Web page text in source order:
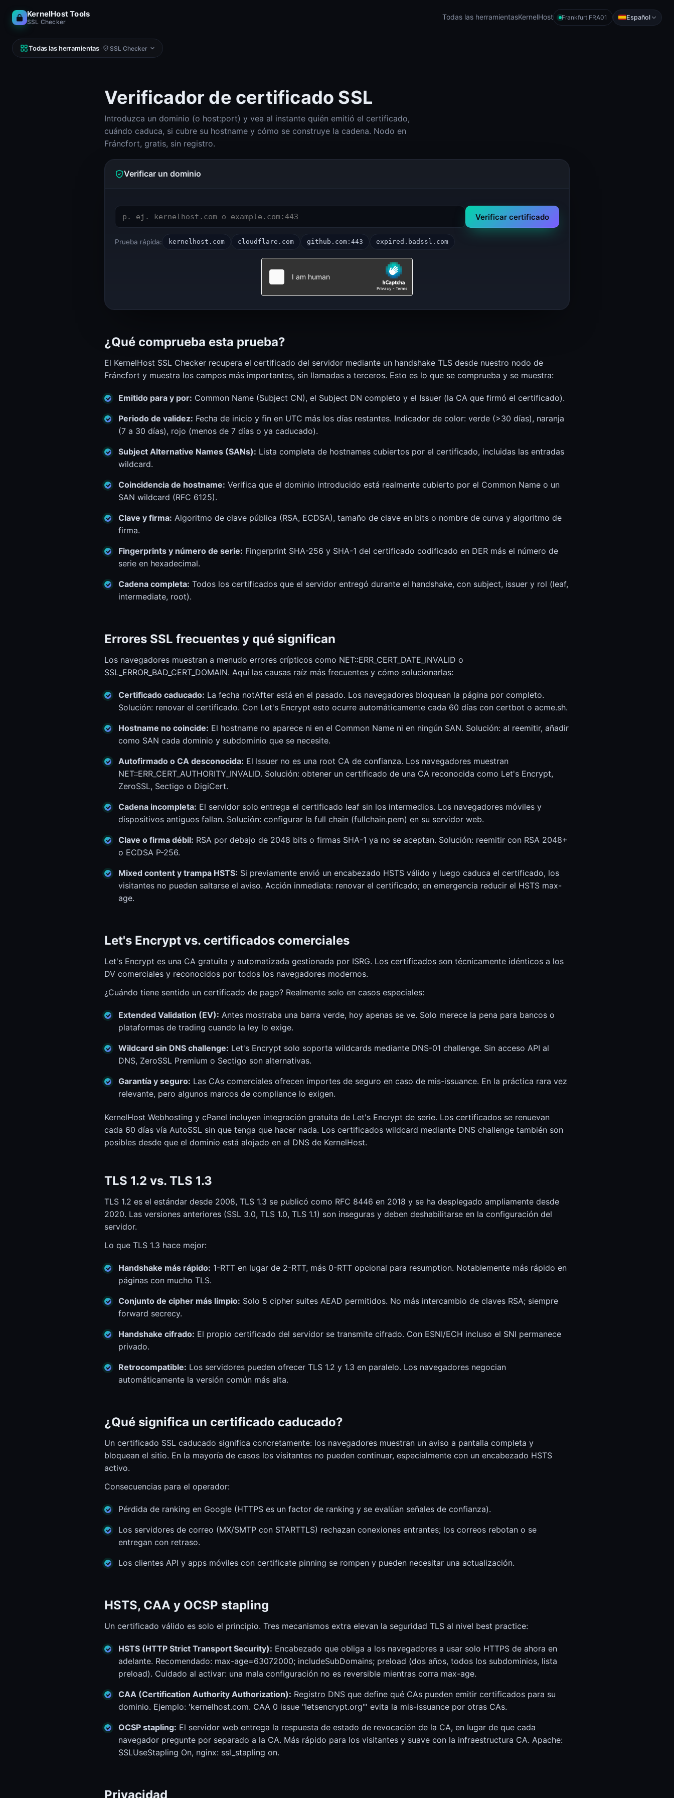
KernelHost Tools
SSL Checker
Todas las herramientasKernelHost Frankfurt FRA01 Español
Todas las herramientas · SSL Checker
Calculadora de subredes (IPv4 e IPv6)
SSL Checker
Tokens, IDs, contraseñas
Estado de servidor de Minecraft Estado de TeamSpeak 3
Estado del sistema Calculadora coste electricidad
Calculadora coste electricidad
Verificador de certificado SSL
Introduzca un dominio (o host:port) y vea al instante quién emitió el certificado,
cuándo caduca, si cubre su hostname y cómo se construye la cadena. Nodo en
Fráncfort, gratis, sin registro.
Verificar un dominio
Verificar certificado
Prueba rápida: kernelhost.com cloudflare.com github.com:443 expired.badssl.com
¿Qué comprueba esta prueba?
El KernelHost SSL Checker recupera el certificado del servidor mediante un handshake TLS desde nuestro nodo de
Fráncfort y muestra los campos más importantes, sin llamadas a terceros. Esto es lo que se comprueba y se muestra:
Emitido para y por: Common Name (Subject CN), el Subject DN completo y el Issuer (la CA que firmó el certificado).
Periodo de validez: Fecha de inicio y fin en UTC más los días restantes. Indicador de color: verde (>30 días), naranja
(7 a 30 días), rojo (menos de 7 días o ya caducado).
Subject Alternative Names (SANs): Lista completa de hostnames cubiertos por el certificado, incluidas las entradas
wildcard.
Coincidencia de hostname: Verifica que el dominio introducido está realmente cubierto por el Common Name o un
SAN wildcard (RFC 6125).
Clave y firma: Algoritmo de clave pública (RSA, ECDSA), tamaño de clave en bits o nombre de curva y algoritmo de
firma.
Fingerprints y número de serie: Fingerprint SHA-256 y SHA-1 del certificado codificado en DER más el número de
serie en hexadecimal.
Cadena completa: Todos los certificados que el servidor entregó durante el handshake, con subject, issuer y rol (leaf,
intermediate, root).
Errores SSL frecuentes y qué significan
Los navegadores muestran a menudo errores crípticos como NET::ERR_CERT_DATE_INVALID o
SSL_ERROR_BAD_CERT_DOMAIN. Aquí las causas raíz más frecuentes y cómo solucionarlas:
Certificado caducado: La fecha notAfter está en el pasado. Los navegadores bloquean la página por completo.
Solución: renovar el certificado. Con Let's Encrypt esto ocurre automáticamente cada 60 días con certbot o acme.sh.
Hostname no coincide: El hostname no aparece ni en el Common Name ni en ningún SAN. Solución: al reemitir, añadir
como SAN cada dominio y subdominio que se necesite.
Autofirmado o CA desconocida: El Issuer no es una root CA de confianza. Los navegadores muestran
NET::ERR_CERT_AUTHORITY_INVALID. Solución: obtener un certificado de una CA reconocida como Let's Encrypt,
ZeroSSL, Sectigo o DigiCert.
Cadena incompleta: El servidor solo entrega el certificado leaf sin los intermedios. Los navegadores móviles y
dispositivos antiguos fallan. Solución: configurar la full chain (fullchain.pem) en su servidor web.
Clave o firma débil: RSA por debajo de 2048 bits o firmas SHA-1 ya no se aceptan. Solución: reemitir con RSA 2048+
o ECDSA P-256.
Mixed content y trampa HSTS: Si previamente envió un encabezado HSTS válido y luego caduca el certificado, los
visitantes no pueden saltarse el aviso. Acción inmediata: renovar el certificado; en emergencia reducir el HSTS max-
age.
Let's Encrypt vs. certificados comerciales
Let's Encrypt es una CA gratuita y automatizada gestionada por ISRG. Los certificados son técnicamente idénticos a los
DV comerciales y reconocidos por todos los navegadores modernos.
¿Cuándo tiene sentido un certificado de pago? Realmente solo en casos especiales:
Extended Validation (EV): Antes mostraba una barra verde, hoy apenas se ve. Solo merece la pena para bancos o
plataformas de trading cuando la ley lo exige.
Wildcard sin DNS challenge: Let's Encrypt solo soporta wildcards mediante DNS-01 challenge. Sin acceso API al
DNS, ZeroSSL Premium o Sectigo son alternativas.
Garantía y seguro: Las CAs comerciales ofrecen importes de seguro en caso de mis-issuance. En la práctica rara vez
relevante, pero algunos marcos de compliance lo exigen.
KernelHost Webhosting y cPanel incluyen integración gratuita de Let's Encrypt de serie. Los certificados se renuevan
cada 60 días vía AutoSSL sin que tenga que hacer nada. Los certificados wildcard mediante DNS challenge también son
posibles desde que el dominio está alojado en el DNS de KernelHost.
TLS 1.2 vs. TLS 1.3
TLS 1.2 es el estándar desde 2008, TLS 1.3 se publicó como RFC 8446 en 2018 y se ha desplegado ampliamente desde
2020. Las versiones anteriores (SSL 3.0, TLS 1.0, TLS 1.1) son inseguras y deben deshabilitarse en la configuración del
servidor.
Lo que TLS 1.3 hace mejor:
Handshake más rápido: 1-RTT en lugar de 2-RTT, más 0-RTT opcional para resumption. Notablemente más rápido en
páginas con mucho TLS.
Conjunto de cipher más limpio: Solo 5 cipher suites AEAD permitidos. No más intercambio de claves RSA; siempre
forward secrecy.
Handshake cifrado: El propio certificado del servidor se transmite cifrado. Con ESNI/ECH incluso el SNI permanece
privado.
Retrocompatible: Los servidores pueden ofrecer TLS 1.2 y 1.3 en paralelo. Los navegadores negocian
automáticamente la versión común más alta.
¿Qué significa un certificado caducado?
Un certificado SSL caducado significa concretamente: los navegadores muestran un aviso a pantalla completa y
bloquean el sitio. En la mayoría de casos los visitantes no pueden continuar, especialmente con un encabezado HSTS
activo.
Consecuencias para el operador:
Pérdida de ranking en Google (HTTPS es un factor de ranking y se evalúan señales de confianza).
Los servidores de correo (MX/SMTP con STARTTLS) rechazan conexiones entrantes; los correos rebotan o se
entregan con retraso.
Los clientes API y apps móviles con certificate pinning se rompen y pueden necesitar una actualización.
HSTS, CAA y OCSP stapling
Un certificado válido es solo el principio. Tres mecanismos extra elevan la seguridad TLS al nivel best practice:
HSTS (HTTP Strict Transport Security): Encabezado que obliga a los navegadores a usar solo HTTPS de ahora en
adelante. Recomendado: max-age=63072000; includeSubDomains; preload (dos años, todos los subdominios, lista
preload). Cuidado al activar: una mala configuración no es reversible mientras corra max-age.
CAA (Certification Authority Authorization): Registro DNS que define qué CAs pueden emitir certificados para su
dominio. Ejemplo: 'kernelhost.com. CAA 0 issue "letsencrypt.org"' evita la mis-issuance por otras CAs.
OCSP stapling: El servidor web entrega la respuesta de estado de revocación de la CA, en lugar de que cada
navegador pregunte por separado a la CA. Más rápido para los visitantes y suave con la infraestructura CA. Apache:
SSLUseStapling On, nginx: ssl_stapling on.
Privacidad